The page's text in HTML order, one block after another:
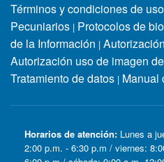
Términos y condiciones de
Pecuniarios | Protocolos de
de la Información |
Autorización uso de imagen
Tratamiento de datos | Manual
Horarios de atención: Lunes a
2:00 p.m. - 6:30 p.m / viernes: